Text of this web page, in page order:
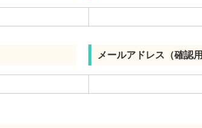
メールアドレス（確認